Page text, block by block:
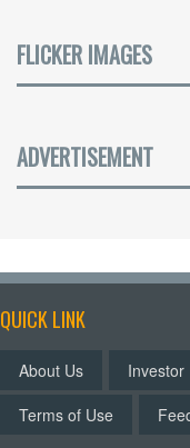
FLICKER IMAGES
ADVERTISEMENT
QUICK LINK
About Us Investor
Terms of Use